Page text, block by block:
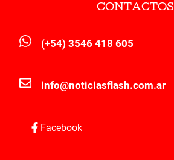
CONTACTOS
(+54) 3546 418 605
info@noticiasflash.com.ar
Facebook